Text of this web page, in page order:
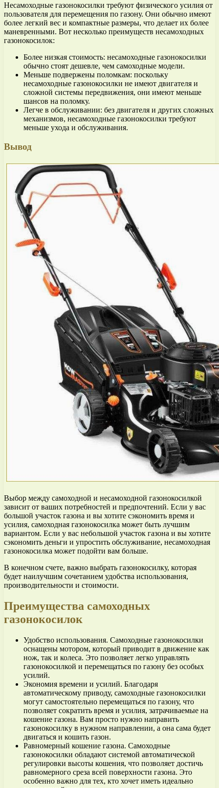
Несамоходные газонокосилки требуют физического усилия от
пользователя для перемещения по газону. Они обычно имеют
более легкий вес и компактные размеры, что делает их более
маневренными. Вот несколько преимуществ несамоходных
газонокосилок:
Более низкая стоимость: несамоходные газонокосилки
обычно стоят дешевле, чем самоходные модели.
Меньше подвержены поломкам: поскольку
несамоходные газонокосилки не имеют двигателя и
сложной системы передвижения, они имеют меньше
шансов на поломку.
Легче в обслуживании: без двигателя и других сложных
механизмов, несамоходные газонокосилки требуют
меньше ухода и обслуживания.
Вывод
Выбор между самоходной и несамоходной газонокосилкой
зависит от ваших потребностей и предпочтений. Если у вас
большой участок газона и вы хотите сэкономить время и
усилия, самоходная газонокосилка может быть лучшим
вариантом. Если у вас небольшой участок газона и вы хотите
сэкономить деньги и упростить обслуживание, несамоходная
газонокосилка может подойти вам больше.
В конечном счете, важно выбрать газонокосилку, которая
будет наилучшим сочетанием удобства использования,
производительности и стоимости.
Преимущества самоходных
газонокосилок
Удобство использования. Самоходные газонокосилки
оснащены мотором, который приводит в движение как
нож, так и колеса. Это позволяет легко управлять
газонокосилкой и перемещаться по газону без особых
усилий.
Экономия времени и усилий. Благодаря
автоматическому приводу, самоходные газонокосилки
могут самостоятельно перемещаться по газону, что
позволяет сократить время и усилия, затрачиваемые на
кошение газона. Вам просто нужно направить
газонокосилку в нужном направлении, а она сама будет
двигаться и кошить газон.
Равномерный кошение газона. Самоходные
газонокосилки обладают системой автоматической
регулировки высоты кошения, что позволяет достичь
равномерного среза всей поверхности газона. Это
особенно важно для тех, кто хочет иметь идеально